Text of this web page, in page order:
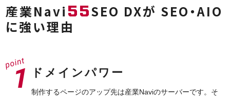
産業Navi 55SEO DXが
に強い理由
ドメインパワー
制作するページのアップ先は産業Naviのサーバーです。そ